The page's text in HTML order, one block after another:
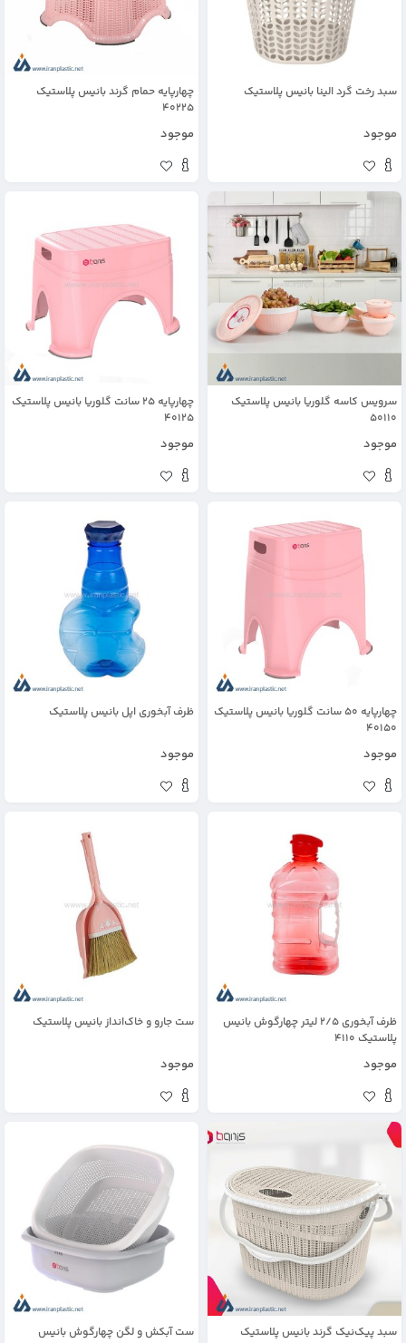
سبد رخت گرد الینا بانیس پلاستیک
موجود
چهارپایه حمام گرند بانیس پلاستیک
40225
موجود
سرویس کاسه گلوریا بانیس پلاستیک
50110
موجود
چهارپایه 25 سانت گلوریا بانیس پلاستیک
40125
موجود
چهارپایه 50 سانت گلوریا بانیس پلاستیک
40150
موجود
ظرف آبخوری اپل بانیس پلاستیک
موجود
ظرف آبخوری 2/5 لیتر چهارگوش بانیس
پلاستیک 4110
موجود
ست جارو و خاک‌انداز بانیس پلاستیک
موجود
سبد پیک‌نیک گرند بانیس پلاستیک
ست آبکش و لگن چهارگوش بانیس